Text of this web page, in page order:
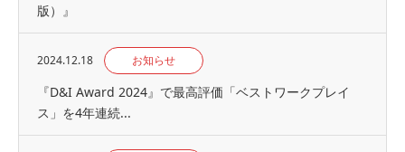
版）』
2024.12.18 お知らせ
『D&I Award 2024』で最高評価「ベストワークプレイ
ス」を4年連続...